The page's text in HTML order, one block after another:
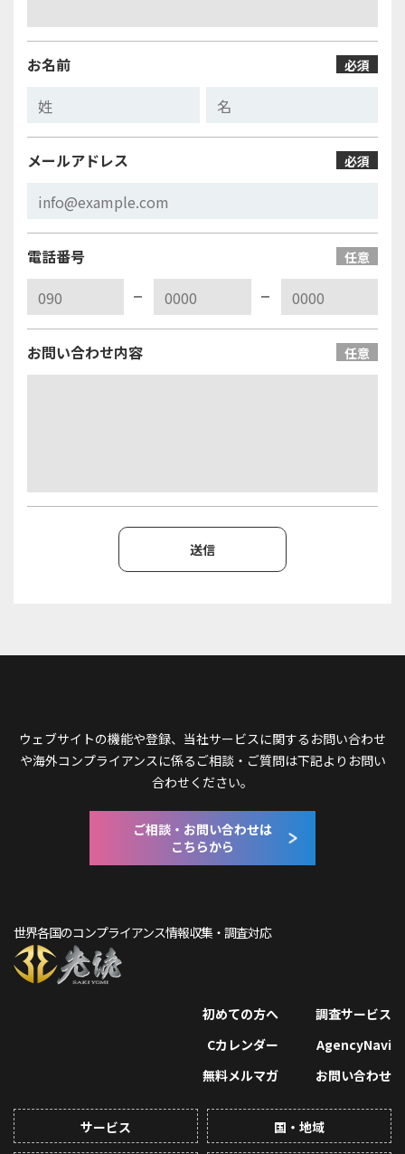
お名前 必須
メールアドレス 必須
電話番号 任意
お問い合わせ内容 任意
ウェブサイトの機能や登録、当社サービスに関するお問い合わせ
や海外コンプライアンスに係るご相談・ご質問は下記よりお問い
合わせください。
ご相談・お問い合わせは
こちらから
世界各国のコンプライアンス情報収集・調査対応
初めての方へ
調査サービス
Cカレンダー
AgencyNavi
無料メルマガ
お問い合わせ
サービス 国・地域